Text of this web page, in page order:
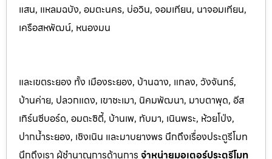
แสน, แหลมฉบัง, อมตะนคร, บ่อวิน, จอมเทียน, นาจอมเทียน,
เครือสหพัฒน์, หนองมน
และเขตระยอง ทั้ง เมืองระยอง, บ้านฉาง, แกลง, วังจันทร์,
บ้านค่าย, ปลวกแดง, เขาชะเมา, นิคมพัฒนา, มาบตาพุด, อีส
เทิร์นซีบอร์ด, อมตะซิตี้, บ้านเพ, ทับมา, เนินพระ, ห้วยโป่ง,
ปากน้ำระยอง, เชิงเนิน และมาบยางพร นึกถึงเรื่องประตูรีโมท
นึกถึงเรา ผู้ชำนาญการด้านการ จำหน่ายมอเตอร์ประตูรีโมท